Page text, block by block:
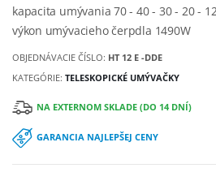
kapacita umývania 70 - 40 - 30 - 20 -
výkon umývacieho čerpdla 1490W
OBJEDNÁVACIE ČÍSLO: HT 12 E -DDE
KATEGÓRIE:TELESKOPICKÉ UMÝVAČKY
NA EXTERNOM SKLADE (DO 14 DNÍ)
GARANCIA NAJLEPŠEJ CENY